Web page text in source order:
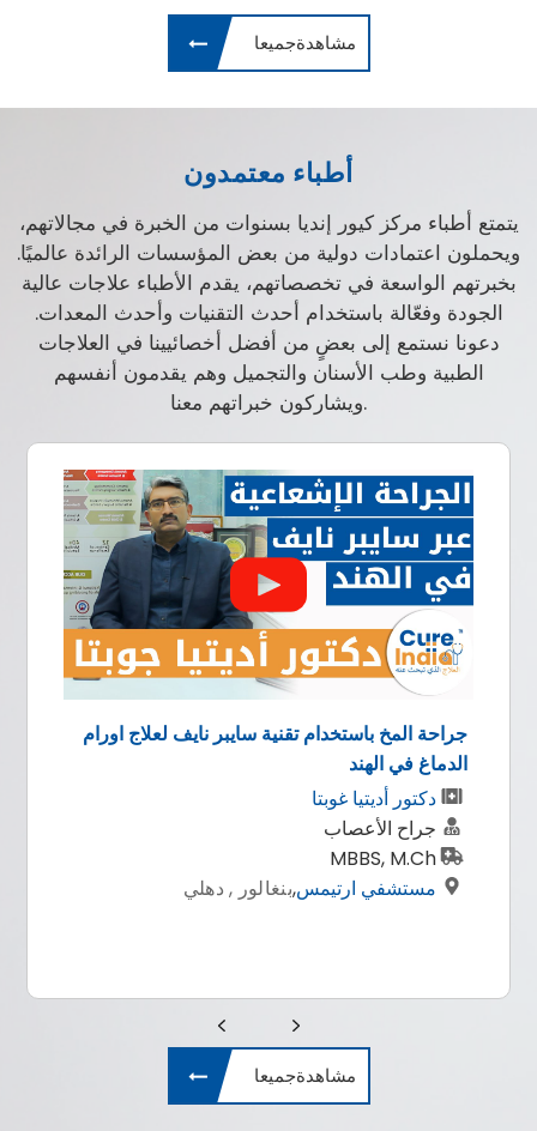
مشاهدةجميعا
أطباء معتمدون
يتمتع أطباء مركز كيور إنديا بسنوات من الخبرة في مجالاتهم،
ويحملون اعتمادات دولية من بعض المؤسسات الرائدة عالميًا.
بخبرتهم الواسعة في تخصصاتهم، يقدم الأطباء علاجات عالية
الجودة وفعّالة باستخدام أحدث التقنيات وأحدث المعدات.
دعونا نستمع إلى بعضٍ من أفضل أخصائيينا في العلاجات
الطبية وطب الأسنان والتجميل وهم يقدمون أنفسهم
ويشاركون خبراتهم معنا.
جراحة المخ باستخدام تقنية سايبر نايف لعلاج اورام
الدماغ في الهند
دكتور أديتيا غوبتا
جراح الأعصاب
MBBS, M.Ch
مستشفي ارتيمس,بنغالور , دهلي
مشاهدةجميعا